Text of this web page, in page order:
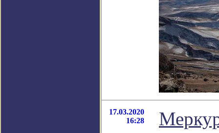
17.03.2020
16:28